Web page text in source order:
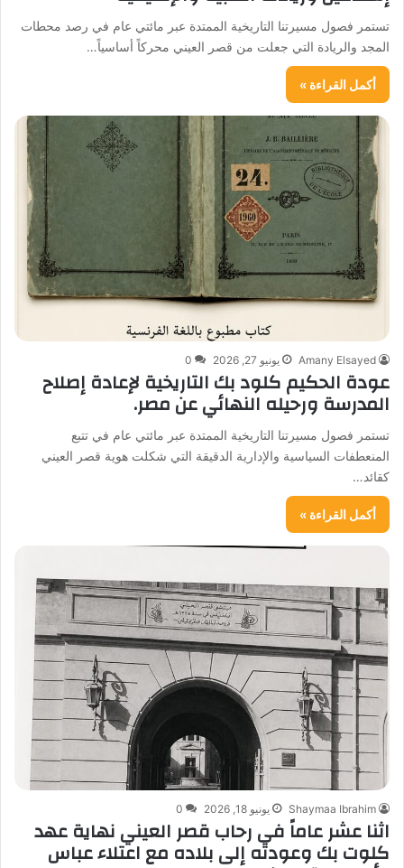
تستمر فصول مسيرتنا التاريخية الممتدة عبر مائتي عام في رصد محطات
المجد والريادة التي جعلت من قصر العيني محركاً أساسياً…
أكمل القراءة »
Amany Elsayed يونيو 27, 2026 0
عودة الحكيم كلود بك التاريخية لإعادة إصلاح
المدرسة ورحيله النهائي عن مصر.
تستمر فصول مسيرتنا التاريخية الممتدة عبر مائتي عام في تتبع
المنعطفات السياسية والإدارية الدقيقة التي شكلت هوية قصر العيني
كقائد…
أكمل القراءة »
Shaymaa Ibrahim يونيو 18, 2026 0
اثنا عشر عاماً في رحاب قصر العيني نهاية عهد
كلوت بك وعودته إلى بلاده مع اعتلاء عباس